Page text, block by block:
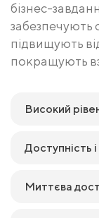
бізнес-
забезпечують
підвищують
покращують
Високий
Доступність і
Миттєва